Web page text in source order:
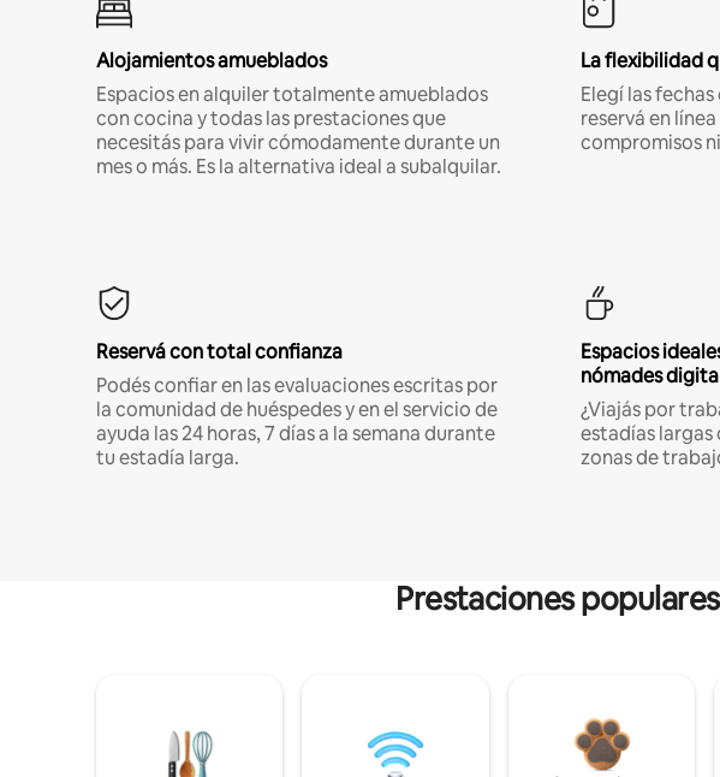
Alojamientos amueblados
Espacios en alquiler totalmente amueblados
con cocina y todas las prestaciones que
necesitás para vivir cómodamente durante un
mes o más. Es la alternativa ideal a subalquilar.
La flexibilidad
Elegí las
reservá en
compromisos
Reservá con total confianza
Podés confiar en las evaluaciones escritas por
la comunidad de huéspedes y en el servicio de
ayuda las 24 horas, 7 días a la semana durante
tu estadía larga.
Espacios
nómades
¿Viajás por
estadías
zonas de
Prestaciones